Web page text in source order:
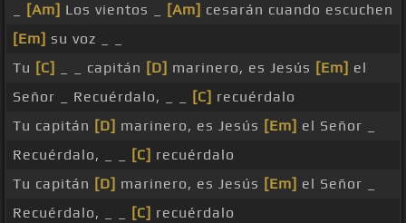
[Am] Los vientos _ [Am] cesarán cuando escuchen
[Em] su voz _ _
Tu [C] _ _ capitán [D] marinero, es Jesús [Em] el
Señor _ Recuérdalo, _ _
[C] recuérdalo
Tu capitán [D] marinero, es Jesús [Em] el Señor _
Recuérdalo, _ _
[C] recuérdalo
Tu capitán [D] marinero, es Jesús [Em] el Señor _
Recuérdalo, _ _
[C] recuérdalo